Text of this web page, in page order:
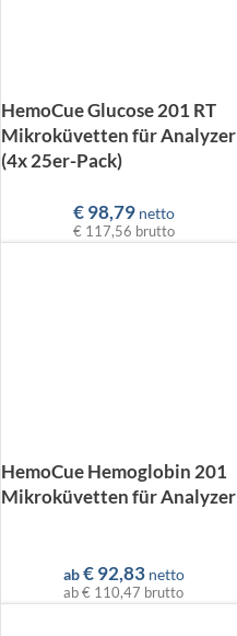
HemoCue Glucose 201 RT
Mikroküvetten für Analyzer
(4x 25er-Pack)
€98,79 netto
€ 117,56 brutto
HemoCue Hemoglobin 201
Mikroküvetten für Analyzer
ab €92,83 netto
ab€ 110,47 brutto